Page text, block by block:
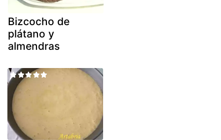
Bizcocho de
plátano y
almendras